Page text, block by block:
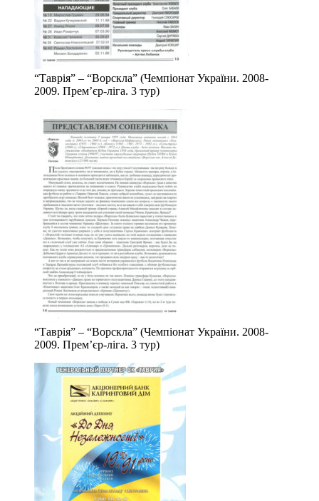
“Таврія” – “Ворскла” (Чемпіонат України. 2008-
2009. Прем’єр-ліга. 3 тур)
“Таврія” – “Ворскла” (Чемпіонат України. 2008-
2009. Прем’єр-ліга. 3 тур)